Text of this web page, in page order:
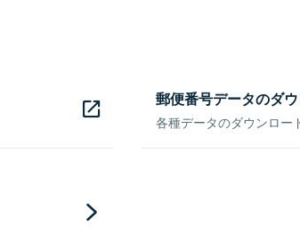
郵便番号データのダ
各種データのダウンロー